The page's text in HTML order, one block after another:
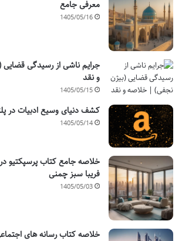
معرفی جامع
1405/05/16
جرایم ناشی از رسیدگی
و نقد
1405/05/15
کشف دنیای وسیع ادبیات در
1405/05/14
خلاصه جامع کتاب پرسپکتیو
فریبا سبز چمنی
1405/05/03
خلاصه کتاب رسانه های